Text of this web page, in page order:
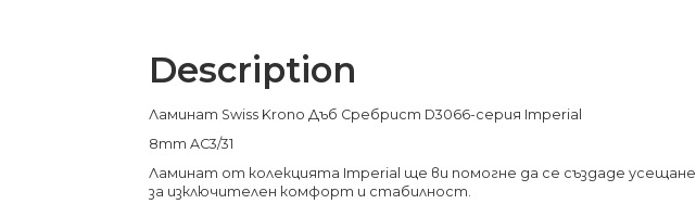
Description
Ламинат Swiss Krono Дъб Сребрист D3066-серия Imperial
8mm AC3/31
Ламинат от колекцията Imperial ще ви помогне да се създаде усещане
за изключителен комфорт и стабилност